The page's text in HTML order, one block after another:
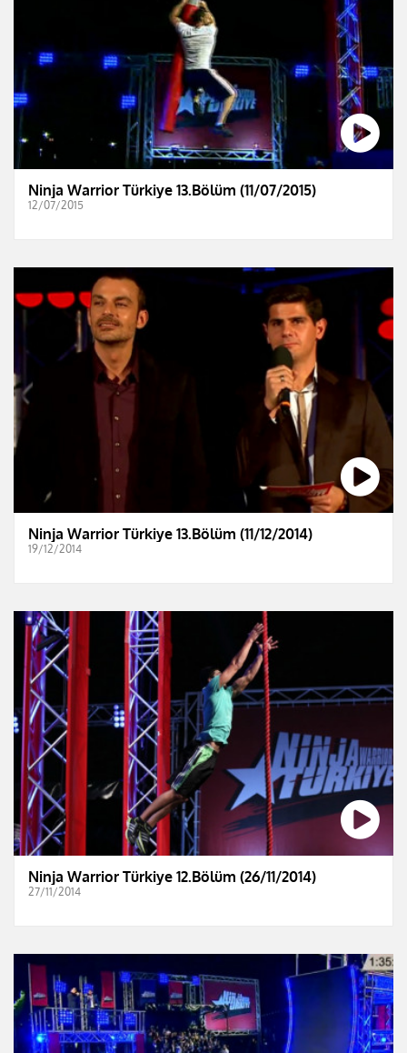
Ninja Warrior Türkiye 13.Bölüm (11/07/2015)
12/07/2015
Ninja Warrior Türkiye 13.Bölüm (11/12/2014)
19/12/2014
Ninja Warrior Türkiye 12.Bölüm (26/11/2014)
27/11/2014